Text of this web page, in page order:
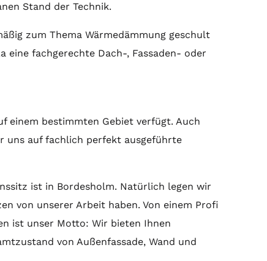
Stand der Technik.
zum Thema Wärmedämmung geschult
eine fachgerechte Dach-, Fassaden- oder
einem bestimmten Gebiet verfügt. Auch
uns auf fachlich perfekt ausgeführte
ist in Bordesholm. Natürlich legen wir
von unserer Arbeit haben. Von einem Profi
ist unser Motto: Wir bieten Ihnen
von Außenfassade, Wand und